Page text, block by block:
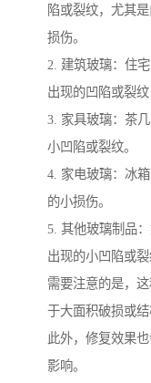
陷或裂纹，尤其
损伤。
2. 建筑玻璃：住
出现的凹陷或裂纹
3. 家具玻璃：茶
小凹陷或裂纹。
4. 家电玻璃：冰
的小损伤。
5. 其他玻璃制品
出现的小凹陷或裂
需要注意的是，
于大面积破损或
此外，修复效果
影响。